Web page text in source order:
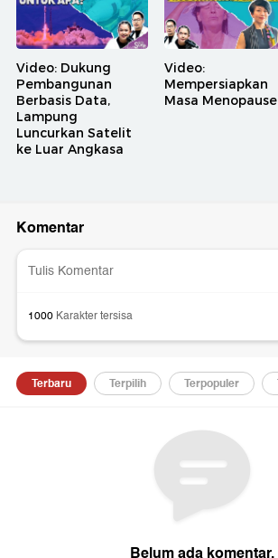
Video: Dukung
Pembangunan
Berbasis Data,
Lampung
Luncurkan Satelit
ke Luar Angkasa
Video:
Mempersiapkan
Masa Menopause